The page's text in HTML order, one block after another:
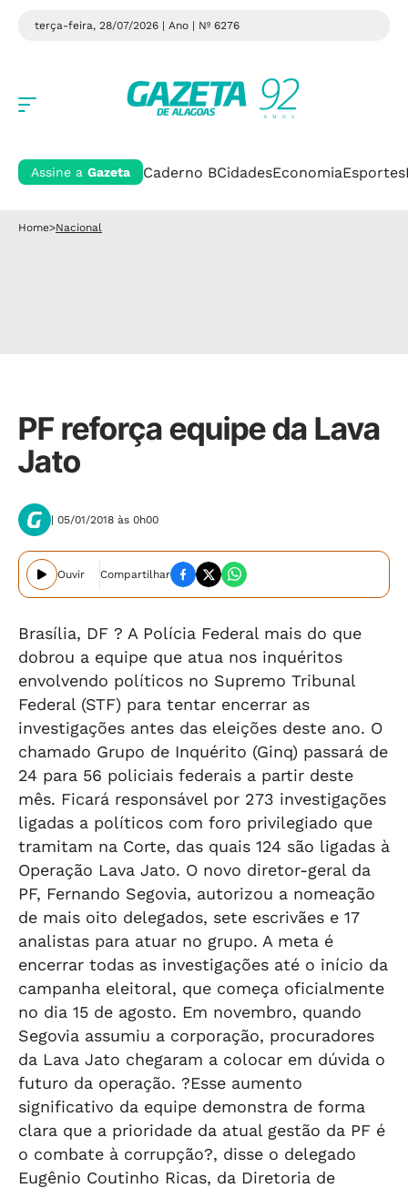
terça-feira, 28/07/2026 | Ano | Nº 6276
Assine a Gazeta Caderno BCidadesEconomiaEsportes
Home>Nacional
PF reforça equipe da Lava
Jato
| 05/01/2018 às 0h00
Ouvir Compartilhar
Brasília, DF ? A Polícia Federal mais do que
dobrou a equipe que atua nos inquéritos
envolvendo políticos no Supremo Tribunal
Federal (STF) para tentar encerrar as
investigações antes das eleições deste ano. O
chamado Grupo de Inquérito (Ginq) passará de
24 para 56 policiais federais a partir deste
mês. Ficará responsável por 273 investigações
ligadas a políticos com foro privilegiado que
tramitam na Corte, das quais 124 são ligadas à
Operação Lava Jato. O novo diretor-geral da
PF, Fernando Segovia, autorizou a nomeação
de mais oito delegados, sete escrivães e 17
analistas para atuar no grupo. A meta é
encerrar todas as investigações até o início da
campanha eleitoral, que começa oficialmente
no dia 15 de agosto. Em novembro, quando
Segovia assumiu a corporação, procuradores
da Lava Jato chegaram a colocar em dúvida o
futuro da operação. ?Esse aumento
significativo da equipe demonstra de forma
clara que a prioridade da atual gestão da PF é
o combate à corrupção?, disse o delegado
Eugênio Coutinho Ricas, da Diretoria de